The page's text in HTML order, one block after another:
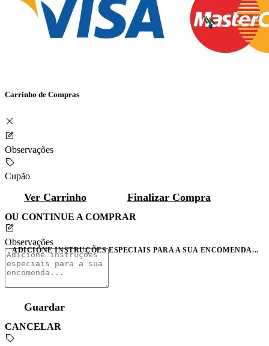
Carrinho de Compras
Observações
Cupão
Ver Carrinho Finalizar Compra
OU CONTINUE A COMPRAR
Observações
ADICIONE INSTRUÇÕES ESPECIAIS PARA A SUA ENCOMENDA...
Guardar
CANCELAR